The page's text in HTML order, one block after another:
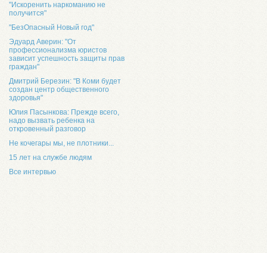
"Искоренить наркоманию не
получится"
"БезОпасный Новый год"
Эдуард Аверин: "От
профессионализма юристов
зависит успешность защиты прав
граждан"
Дмитрий Березин: "В Коми будет
создан центр общественного
здоровья"
Юлия Пасынкова: Прежде всего,
надо вызвать ребенка на
откровенный разговор
Не кочегары мы, не плотники...
15 лет на службе людям
Все интервью